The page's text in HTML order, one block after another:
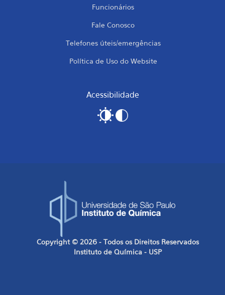
Funcionários
Fale Conosco
Telefones úteis/emergências
Política de Uso do Website
Acessibilidade
Copyright © 2026 - Todos os Direitos Reservados
Instituto de Química - USP